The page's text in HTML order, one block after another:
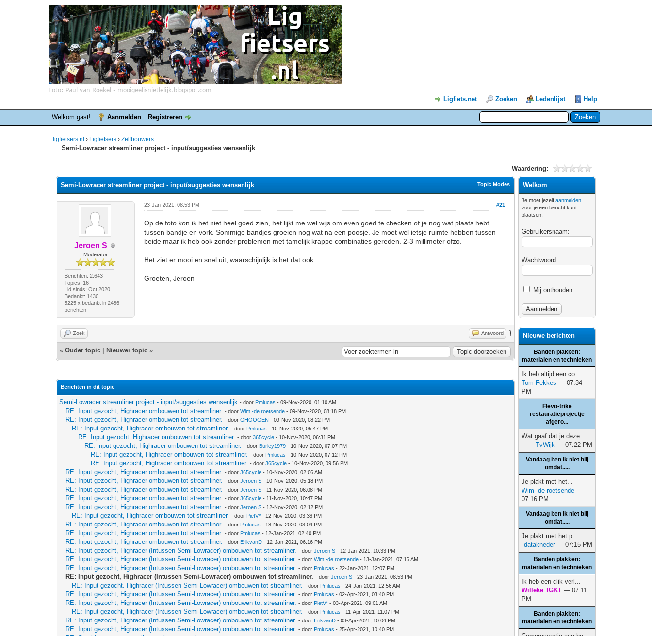
Ligfiets.net Zoeken Ledenlijst Help
Welkom gast! Aanmelden Registreren
ligfietsers.nl › Ligfietsers ›Zelfbouwers
Semi-Lowracer streamliner project - input/suggesties wensenlijk
Waardering:
Topic Modes
Semi-Lowracer streamliner project - input/suggesties wensenlijk
Jeroen S
Moderator
Berichten: 2.643
Topics: 16
Lid sinds: Oct 2020
Bedankt: 1430
5225 x bedankt in 2486
berichten
#21
23-Jan-2021, 08:53 PM
Op de foto kon ik het niet heel goed zien, het lijkt me wel wijs om even goed te checken of je nog wat plaats hebt
tussen bandje en vork. Sommige bandjes groeien nog wat na een poosje. Je moet wel ietsje ruimte hebben tussen
beide maar ik heb ook zonder problemen met tamelijk krappe combinaties gereden. 2-3 millimeter ofzo.
Het ziet er mooi en snel uit, waarschijnlijk is het dat ook.
Groeten, Jeroen
Zoek Antwoord }
«Ouder topic Nieuwer topic »
Berichten in dit topic
Semi-Lowracer streamliner project - input/suggesties wensenlijk - door Pmlucas - 09-Nov-2020, 01:10 AM
RE: Input gezocht, Highracer ombouwen tot streamliner. - doorWim -de roetsende - 09-Nov-2020, 08:18 PM
RE: Input gezocht, Highracer ombouwen tot streamliner. - doorGHOOGEN - 09-Nov-2020, 08:22 PM
RE: Input gezocht, Highracer ombouwen tot streamliner. - door Pmlucas - 10-Nov-2020, 05:47 PM
RE: Input gezocht, Highracer ombouwen tot streamliner. - door365cycle - 10-Nov-2020, 06:31 PM
RE: Input gezocht, Highracer ombouwen tot streamliner. - door Burley1979 - 10-Nov-2020, 07:07 PM
RE: Input gezocht, Highracer ombouwen tot streamliner. - door Pmlucas - 10-Nov-2020, 07:12 PM
RE: Input gezocht, Highracer ombouwen tot streamliner. - door365cycle - 10-Nov-2020, 09:56 PM
RE: Input gezocht, Highracer ombouwen tot streamliner. - door365cycle - 10-Nov-2020, 02:06 AM
RE: Input gezocht, Highracer ombouwen tot streamliner. - doorJeroen S - 10-Nov-2020, 05:18 PM
RE: Input gezocht, Highracer ombouwen tot streamliner. - doorJeroen S - 11-Nov-2020, 06:08 PM
RE: Input gezocht, Highracer ombouwen tot streamliner. - door365cycle - 11-Nov-2020, 10:47 PM
RE: Input gezocht, Highracer ombouwen tot streamliner. - doorJeroen S - 12-Nov-2020, 02:12 PM
RE: Input gezocht, Highracer ombouwen tot streamliner. - door PietV* - 12-Nov-2020, 03:36 PM
RE: Input gezocht, Highracer ombouwen tot streamliner. - door Pmlucas - 18-Nov-2020, 03:04 PM
RE: Input gezocht, Highracer ombouwen tot streamliner. - door Pmlucas - 12-Jan-2021, 02:40 PM
RE: Input gezocht, Highracer ombouwen tot streamliner. - door ErikvanD - 12-Jan-2021, 06:16 PM
RE: Input gezocht, Highracer (Intussen Semi-Lowracer) ombouwen tot streamliner. - doorJeroen S - 12-Jan-2021, 10:33 PM
RE: Input gezocht, Highracer (Intussen Semi-Lowracer) ombouwen tot streamliner. - doorWim -de roetsende - 13-Jan-2021, 07:16 AM
RE: Input gezocht, Highracer (Intussen Semi-Lowracer) ombouwen tot streamliner. - door Pmlucas - 22-Jan-2021, 12:07 PM
RE: Input gezocht, Highracer (Intussen Semi-Lowracer) ombouwen tot streamliner. - doorJeroen S - 23-Jan-2021, 08:53 PM
RE: Input gezocht, Highracer (Intussen Semi-Lowracer) ombouwen tot streamliner. - door Pmlucas - 24-Jan-2021, 12:56 AM
RE: Input gezocht, Highracer (Intussen Semi-Lowracer) ombouwen tot streamliner. - door Pmlucas - 02-Apr-2021, 03:40 PM
RE: Input gezocht, Highracer (Intussen Semi-Lowracer) ombouwen tot streamliner. - door PietV* - 03-Apr-2021, 09:01 AM
RE: Input gezocht, Highracer (Intussen Semi-Lowracer) ombouwen tot streamliner. - door Pmlucas - 11-Apr-2021, 11:07 PM
RE: Input gezocht, Highracer (Intussen Semi-Lowracer) ombouwen tot streamliner. - door ErikvanD - 03-Apr-2021, 10:04 PM
RE: Input gezocht, Highracer (Intussen Semi-Lowracer) ombouwen tot streamliner. - door Pmlucas - 25-Apr-2021, 10:40 PM
Welkom
Je moet jezelfaanmelden
voor je een bericht kunt
plaatsen.
Gebruikersnaam:
Wachtwoord:
Mij onthouden
Nieuwe berichten
Banden plakken:
materialen en technieken
Ik heb altijd een co...
Tom Fekkes — 07:34
PM
Flevo-trike
restauratieprojectje
afgero...
Wat gaaf dat je deze...
TvWijk — 07:22 PM
Vandaag ben ik niet blij
omdat.....
Je plakt met het...
Wim -de roetsende —
07:16 PM
Vandaag ben ik niet blij
omdat.....
Je plakt met het p...
datakneder— 07:15 PM
Banden plakken:
materialen en technieken
Ik heb een clik verl...
Willeke_IGKT — 07:11
PM
Banden plakken:
materialen en technieken